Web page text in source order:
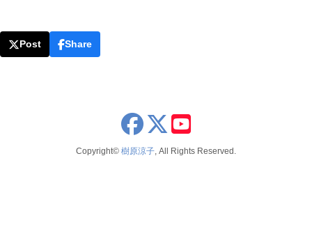
Post Share
x
Copyright© 樹原涼子, All Rights Reserved.